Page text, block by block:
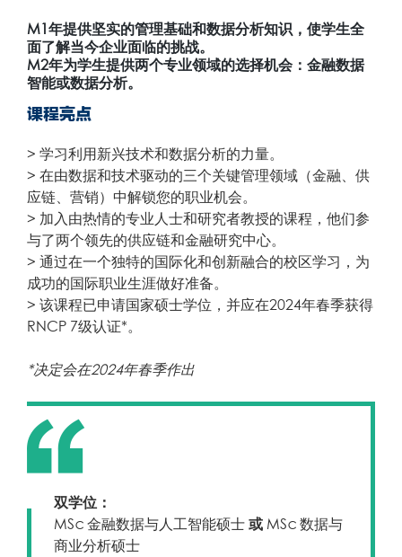
M1年提供坚实的管理基础和数据分析知识，使学生全
面了解当今企业面临的挑战。
M2年为学生提供两个专业领域的选择机会：金融数据
智能或数据分析。
课程亮点
> 学习利用新兴技术和数据分析的力量。
> 在由数据和技术驱动的三个关键管理领域（金融、供
应链、营销）中解锁您的职业机会。
> 加入由热情的专业人士和研究者教授的课程，他们参
与了两个领先的供应链和金融研究中心。
> 通过在一个独特的国际化和创新融合的校区学习，为
成功的国际职业生涯做好准备。
> 该课程已申请国家硕士学位，并应在2024年春季获得
RNCP 7级认证*。
*决定会在2024年春季作出
双学位：
MSc 金融数据与人工智能硕士或 MSc 数据与
商业分析硕士